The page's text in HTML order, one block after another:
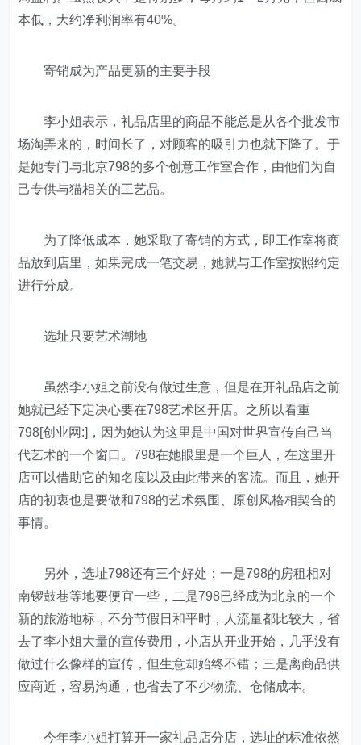
本低，大约净利润率有40%。
寄销成为产品更新的主要手段
李小姐表示，礼品店里的商品不能总是从各个批发市
场淘弄来的，时间长了，对顾客的吸引力也就下降了。于
是她专门与北京798的多个创意工作室合作，由他们为自
己专供与猫相关的工艺品。
为了降低成本，她采取了寄销的方式，即工作室将商
品放到店里，如果完成一笔交易，她就与工作室按照约定
进行分成。
选址只要艺术潮地
虽然李小姐之前没有做过生意，但是在开礼品店之前
她就已经下定决心要在798艺术区开店。之所以看重
798[创业网:]，因为她认为这里是中国对世界宣传自己当
代艺术的一个窗口。798在她眼里是一个巨人，在这里开
店可以借助它的知名度以及由此带来的客流。而且，她开
店的初衷也是要做和798的艺术氛围、原创风格相契合的
事情。
另外，选址798还有三个好处：一是798的房租相对
南锣鼓巷等地要便宜一些，二是798已经成为北京的一个
新的旅游地标，不分节假日和平时，人流量都比较大，省
去了李小姐大量的宣传费用，小店从开业开始，几乎没有
做过什么像样的宣传，但生意却始终不错；三是离商品供
应商近，容易沟通，也省去了不少物流、仓储成本。
今年李小姐打算开一家礼品店分店，选址的标准依然